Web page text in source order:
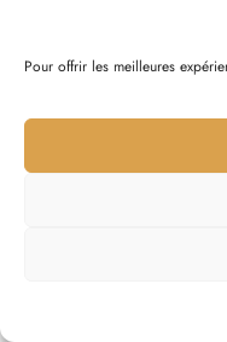
Pour offrir les meilleures